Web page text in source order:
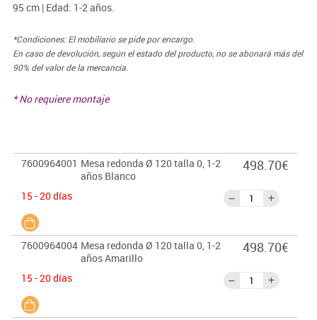
95 cm | Edad: 1-2 años.
*Condiciones: El mobiliario se pide por encargo.
En caso de devolución, según el estado del producto, no se abonará más del
90% del valor de la mercancía.
* No requiere montaje
7600964001 Mesa redonda Ø 120 talla 0, 1-2
años Blanco
15 - 20 días
498.70€
7600964004 Mesa redonda Ø 120 talla 0, 1-2
años Amarillo
15 - 20 días
498.70€